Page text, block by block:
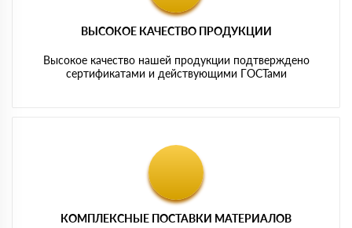
ВЫСОКОЕ КАЧЕСТВО ПРОДУКЦИИ
Высокое качество нашей продукции подтверждено
сертификатами и действующими ГОСТами
КОМПЛЕКСНЫЕ ПОСТАВКИ МАТЕРИАЛОВ